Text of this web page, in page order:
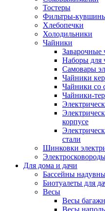
Тостеры
Фильтры-
Хлебопечки
Холодильники
Чайники
Заварочные
Наборы для
Самовары
Чайники
Чайники со
Чайники-
корпусе
стали
Шинковки
Для дома и дачи
Бассейны
Биотуалеты для
Весы
Весы
Весы